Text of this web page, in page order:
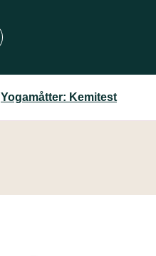
Yogamåtter: Kemitest